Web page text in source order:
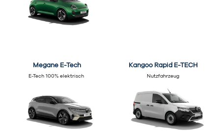
Megane E-Tech
E-Tech 100% elektrisch
Kangoo Rapid E-TECH
Nutzfahrzeug